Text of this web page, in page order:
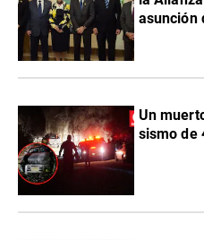
asunción
Un
sismo de